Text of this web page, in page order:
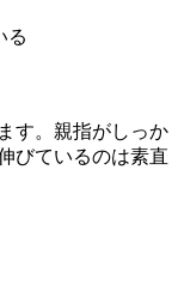
る
す。親指がしっか
びているのは素直